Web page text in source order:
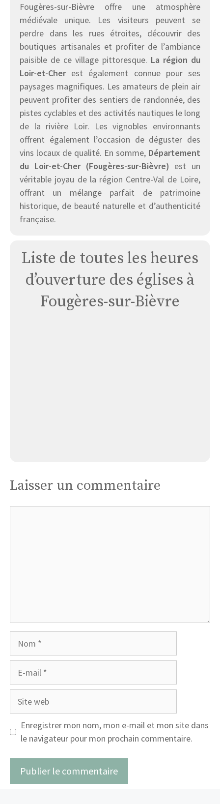
Fougères-sur-Bièvre offre une atmosphère
médiévale unique. Les visiteurs peuvent se
perdre dans les rues étroites, découvrir des
boutiques artisanales et profiter de l’ambiance
paisible de ce village pittoresque. La région du
Loir-et-Cherest également connue pour ses
paysages magnifiques. Les amateurs de plein air
peuvent profiter des sentiers de randonnée, des
pistes cyclables et des activités nautiques le long
de la rivière Loir. Les vignobles environnants
offrent également l’occasion de déguster des
vins locaux de qualité. En somme, Département
du Loir-et-Cher (Fougères-sur-Bièvre) est un
véritable joyau de la région Centre-Val de Loire,
offrant un mélange parfait de patrimoine
historique, de beauté naturelle et d’authenticité
française.
Liste de toutes les heures
d’ouverture des églises à
Fougères-sur-Bièvre
Laisser un commentaire
Site
Enregistrer mon nom, mon e-mail et mon site dans
le navigateur pour mon prochain commentaire.